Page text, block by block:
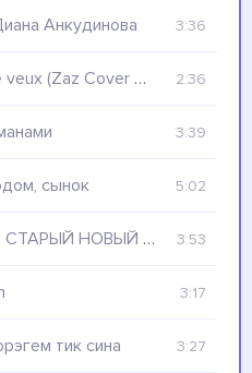
Анкудинова 3:36
(Zaz Cover НА РУССКОМ) 2:36
3:39
сынок 5:02
СТАРЫЙ НОВЫЙ НОВОГОДНИЙ МЭШАП 3:53
3:17
тик сина 3:27